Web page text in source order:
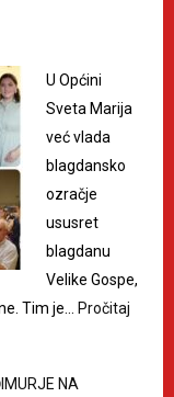
U Općini
Sveta Marija
već vlada
blagdansko
ozračje
ususret
blagdanu
Velike Gospe,
Tim je…
Pročitaj
NA